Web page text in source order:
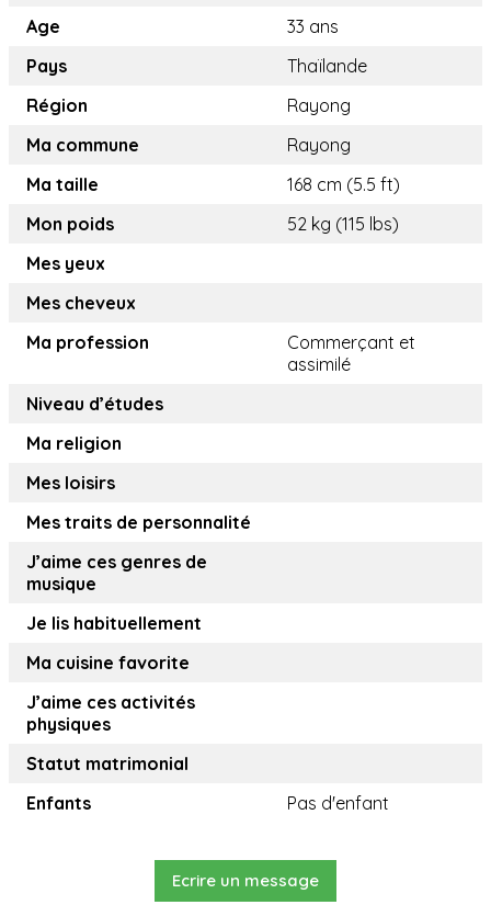
Age
33 ans
Pays
Thaïlande
Région
Rayong
Ma commune
Rayong
Ma taille
168 cm (5.5 ft)
Mon poids
52 kg (115 lbs)
Mes yeux
Mes cheveux
Ma profession
Commerçant et
assimilé
Niveau d’études
Ma religion
Mes loisirs
Mes traits de personnalité
J’aime ces genres de
musique
Je lis habituellement
Ma cuisine favorite
J’aime ces activités
physiques
Statut matrimonial
Enfants
Pas d'enfant
Ecrire un message